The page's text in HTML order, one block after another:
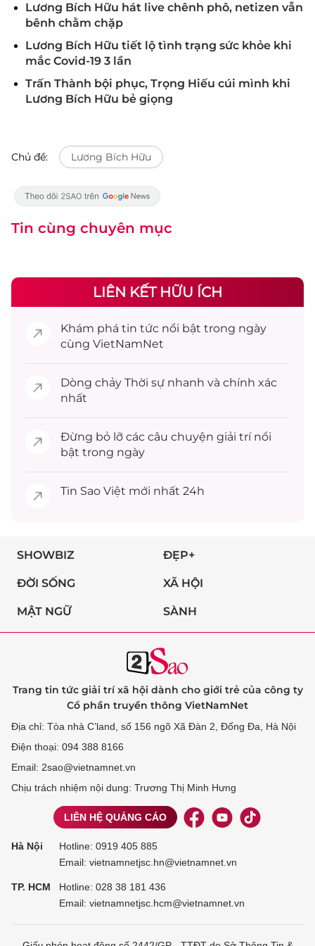
Lương Bích Hữu hát live chênh phô, netizen vẫn
bênh chằm chặp
Lương Bích Hữu tiết lộ tình trạng sức khỏe khi
mắc Covid-19 3 lần
Trấn Thành bội phục, Trọng Hiếu cúi mình khi
Lương Bích Hữu bẻ giọng
Chủ đề: Lương Bích Hữu
Tin cùng chuyên mục
LIÊN KẾT HỮU ÍCH
Khám phá tin tức nổi bật trong ngày
cùng VietNamNet
Dòng chảy Thời sự nhanh và chính xác
nhất
Đừng bỏ lỡ các câu chuyện giải trínổi
bật trong ngày
Tin Sao Việt mới nhất 24h
SHOWBIZ ĐẸP+
ĐỜI SỐNG XÃ HỘI
MẬT NGỮ SÀNH
Trang tin tức giải trí xã hội dành cho giới trẻ của công ty
Cổ phần truyền thông VietNamNet
Địa chỉ: Tòa nhà C’land, số 156 ngõ Xã Đàn 2, Đống Đa, Hà Nội
Điện thoại: 094 388 8166
Email: 2sao@vietnamnet.vn
Chịu trách nhiệm nội dung: Trương Thị Minh Hưng
LIÊN HỆ QUẢNG CÁO
Hà Nội Hotline: 0919 405 885
Email: vietnamnetjsc.hn@vietnamnet.vn
TP. HCM Hotline: 028 38 181 436
Email: vietnamnetjsc.hcm@vietnamnet.vn